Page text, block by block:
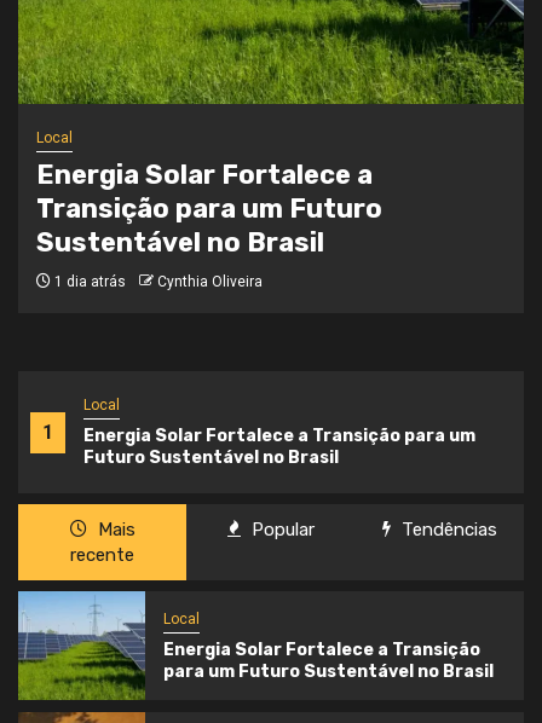
1
Local
Energia Solar Fortalece a Transição para um
Futuro Sustentável no Brasil
Local
Onde a Informação Encontra o Seu
Caminho
3 semanas atrás Cynthia Oliveira
Mais
recente
Popular Tendências
Local
Energia Solar Fortalece a Transição
para um Futuro Sustentável no Brasil